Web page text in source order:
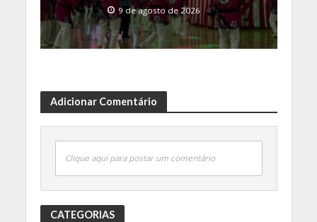
9 de agosto de 2026
Adicionar Comentário
Clique aqui para postar um comentário
CATEGORIAS